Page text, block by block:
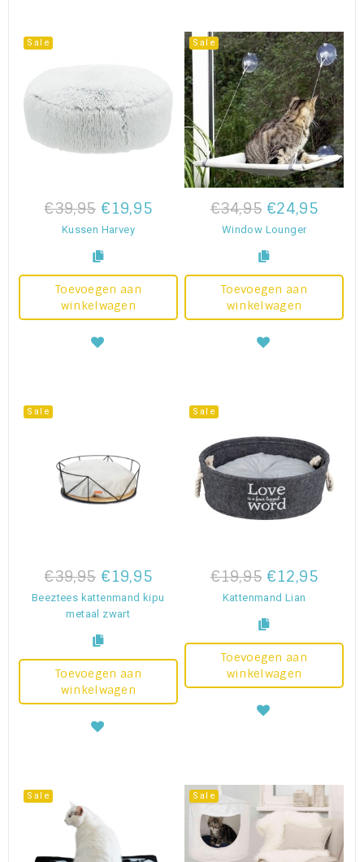
Sale
€39,95 €19,95
Kussen Harvey
Toevoegen aan
winkelwagen
Sale
€34,95 €24,95
Window Lounger
Toevoegen aan
winkelwagen
Sale
€39,95 €19,95
Beeztees kattenmand kipu
metaal zwart
Toevoegen aan
winkelwagen
Sale
€19,95 €12,95
Kattenmand Lian
Toevoegen aan
winkelwagen
Sale Sale